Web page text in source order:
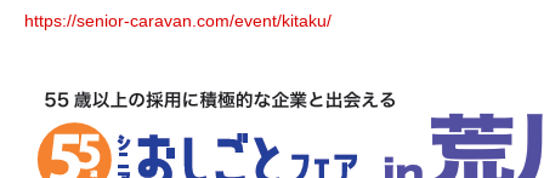
https://senior-caravan.com/event/kitaku/